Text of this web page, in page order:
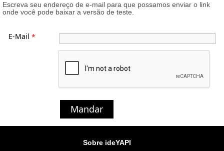
Escreva seu endereço de e-mail para que possamos enviar o link
onde você pode baixar a versão de teste.
E-Mail *
Mandar
Sobre ideYAPI